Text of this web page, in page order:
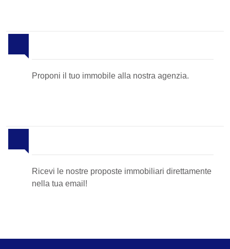
Proponi il tuo immobile alla nostra agenzia.
Ricevi le nostre proposte immobiliari direttamente
nella tua email!